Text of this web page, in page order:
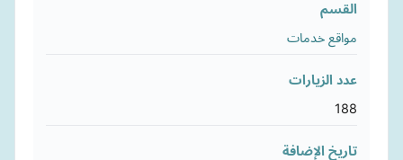
القسم
مواقع خدمات
عدد الزيارات
188
تاريخ الإضافة